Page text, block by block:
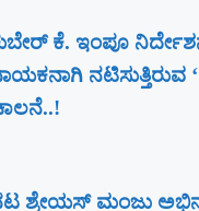
ಕೆ. ಇಂಪೂ
ನಟಿಸುತ್ತಿರುವ
ಶ್ರೇಯಸ್ ಮಂಜು